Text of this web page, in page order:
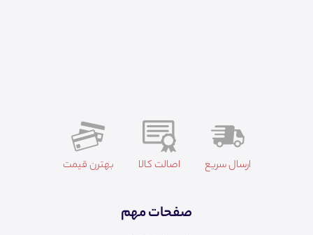
ارسال سریع اصالت کالا بهترن قیمت
صفحات مهم